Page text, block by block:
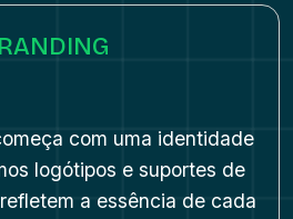
com uma identidade
logótipos e suportes de
a essência de cada